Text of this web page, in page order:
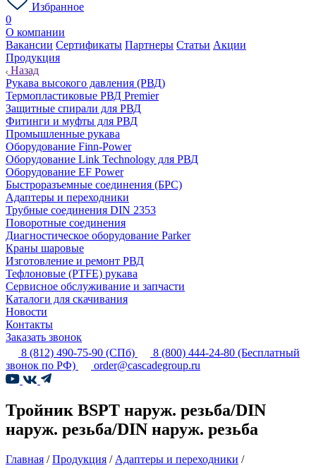
Избранное
0
О компании
Вакансии Сертификаты Партнеры Статьи Акции
Продукция
Назад
Рукава высокого давления (РВД)
Термопластиковые РВД Premier
Защитные спирали для РВД
Фитинги и муфты для РВД
Промышленные рукава
Оборудование Finn-Power
Оборудование Link Technology для РВД
Оборудование EF Power
Быстроразъемные соединения (БРС)
Адаптеры и переходники
Трубные соединения DIN 2353
Поворотные соединения
Диагностическое оборудование Parker
Краны шаровые
Изготовление и ремонт РВД
Тефлоновые (PTFE) рукава
Сервисное обслуживание и запчасти
Каталоги для скачивания
Новости
Контакты
Заказать звонок
8 (812) 490-75-90 (СПб) 8 (800) 444-24-80 (Бесплатный
звонок по РФ)
order@cascadegroup.ru
Тройник BSPT наруж. резьба/DIN
наруж. резьба/DIN наруж. резьба
Главная /Продукция / Адаптеры и переходники /